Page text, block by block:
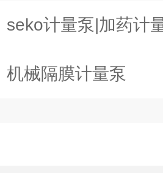
seko计量泵|加药计
机械隔膜计量泵